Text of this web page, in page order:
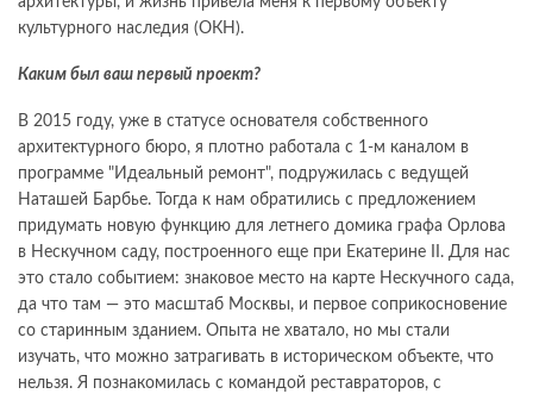
культурного наследия (ОКН).
Каким был ваш первый проект?
В 2015 году, уже в статусе основателя собственного
архитектурного бюро, я плотно работала с 1-м каналом в
программе "Идеальный ремонт", подружилась с ведущей
Наташей Барбье. Тогда к нам обратились с предложением
придумать новую функцию для летнего домика графа Орлова
в Нескучном саду, построенного еще при Екатерине II. Для нас
это стало событием: знаковое место на карте Нескучного сада,
да что там — это масштаб Москвы, и первое соприкосновение
со старинным зданием. Опыта не хватало, но мы стали
изучать, что можно затрагивать в историческом объекте, что
нельзя. Я познакомилась с командой реставраторов, с